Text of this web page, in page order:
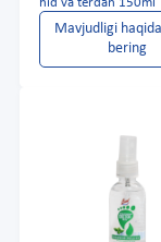
hid va terdan 150ml
Mavjudligi
bering